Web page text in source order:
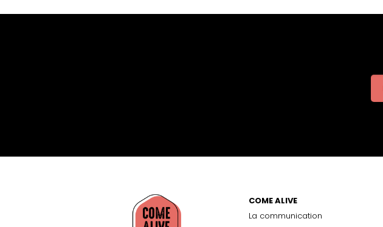
COME ALIVE
La communication